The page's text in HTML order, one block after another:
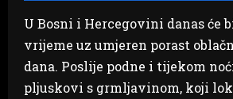
U Bosni i Hercegovini danas će
vrijeme uz umjeren porast
dana. Poslije podne i tijekom
pljuskovi s grmljavinom, koji